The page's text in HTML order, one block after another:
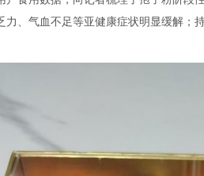
力、气血不足等亚健康症状明显缓解；